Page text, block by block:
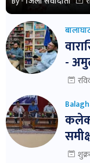
-
निर्देश। बैठक में